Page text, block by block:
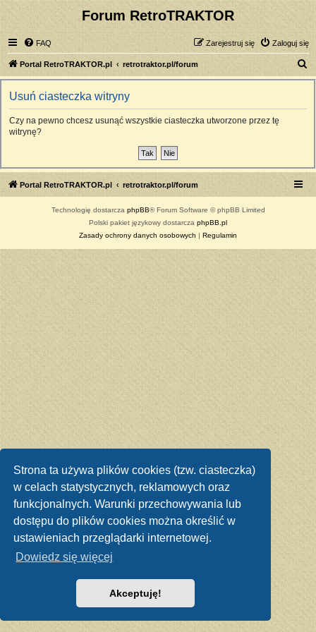
Strona ta używa plików cookies (tzw. ciasteczka)
w celach statystycznych, reklamowych oraz
funkcjonalnych. Warunki przechowywania lub
dostępu do plików cookies można określić w
ustawieniach przeglądarki internetowej.
Dowiedz się więcej
Akceptuję!
Forum RetroTRAKTOR
FAQ Zaloguj się
Zarejestruj się
Portal RetroTRAKTOR.pl retrotraktor.pl/forum
z
Usuń ciasteczka witryny
Czy na pewno chcesz usunąć wszystkie ciasteczka utworzone przez tę
witrynę?
Portal RetroTRAKTOR.pl retrotraktor.pl/forum
Technologię dostarcza phpBB® Forum Software © phpBB Limited
Polski pakiet językowy dostarcza phpBB.pl
Zasady ochrony danych osobowych | Regulamin